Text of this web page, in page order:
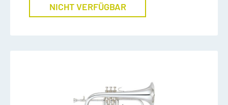
NICHT VERFÜGBAR